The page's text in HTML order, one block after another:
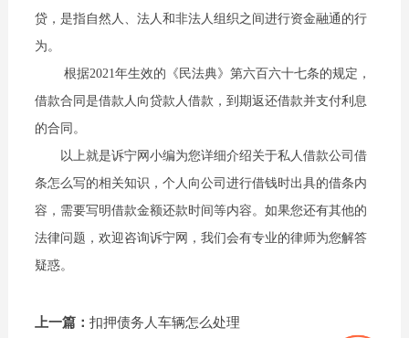
贷，是指自然人、法人和非法人组织之间进行资金融通的行
为。
根据2021年生效的《民法典》第六百六十七条的规定，
借款合同是借款人向贷款人借款，到期返还借款并支付利息
的合同。
以上就是诉宁网小编为您详细介绍关于私人借款公司借
条怎么写的相关知识，个人向公司进行借钱时出具的借条内
容，需要写明借款金额还款时间等内容。如果您还有其他的
法律问题，欢迎咨询诉宁网，我们会有专业的律师为您解答
疑惑。
上一篇：扣押债务人车辆怎么处理